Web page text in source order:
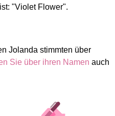
"Violet Flower".
Jolanda stimmten über
Sie über ihren Namen auch